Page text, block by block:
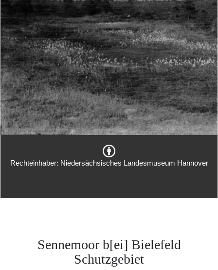
Rechteinhaber: Niedersächsisches Landesmuseum Hannover
Sennemoor b[ei] Bielefeld
Schutzgebiet